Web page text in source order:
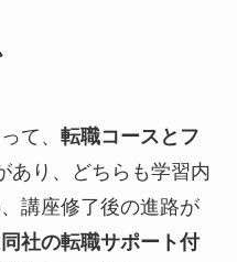
て、 転職コースとフ
あり、どちらも学習内
講座修了後の進路が
社の転職サポート付